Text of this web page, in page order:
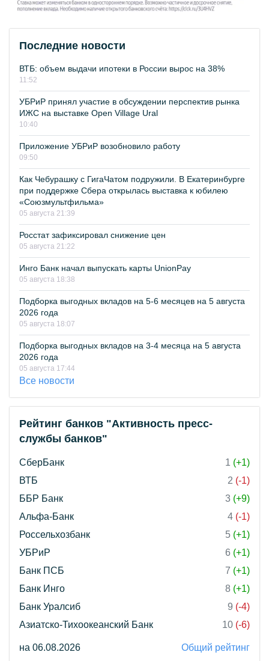
Последние новости
ВТБ: объем выдачи ипотеки в России вырос на 38%
11:52
УБРиР принял участие в обсуждении перспектив рынка
ИЖС на выставке Open Village Ural
10:40
Приложение УБРиР возобновило работу
09:50
Как Чебурашку с ГигаЧатом подружили. В Екатеринбурге
при поддержке Сбера открылась выставка к юбилею
«Союзмультфильма»
05 августа 21:39
Росстат зафиксировал снижение цен
05 августа 21:22
Инго Банк начал выпускать карты UnionPay
05 августа 18:38
Подборка выгодных вкладов на 5-6 месяцев на 5 августа
2026 года
05 августа 18:07
Подборка выгодных вкладов на 3-4 месяца на 5 августа
2026 года
05 августа 17:44
Все новости
Рейтинг банков "Активность пресс-
службы банков"
СберБанк 1 (+1)
ВТБ
2 (-1)
ББР Банк
3 (+9)
Альфа-Банк
4 (-1)
Россельхозбанк
5 (+1)
УБРиР
6 (+1)
Банк ПСБ
7 (+1)
Банк Инго
8 (+1)
Банк Уралсиб
9 (-4)
Азиатско-Тихоокеанский Банк
10 (-6)
на 06.08.2026 Общий рейтинг